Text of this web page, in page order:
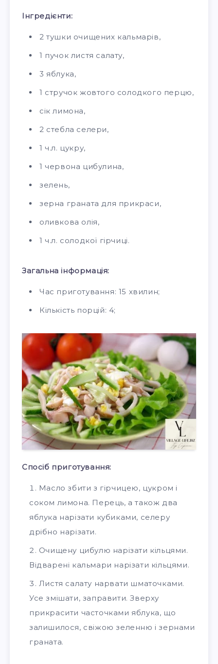
Інгредієнти:
2 тушки очищених кальмарів,
1 пучок листя салату,
3 яблука,
1 стручок жовтого солодкого перцю,
сік лимона,
2 стебла селери,
1 ч.л. цукру,
1 червона цибулина,
зелень,
зерна граната для прикраси,
оливкова олія,
1 ч.л. солодкої гірчиці.
Загальна інформація:
Час приготування: 15 хвилин;
Кількість порцій: 4;
Спосіб приготування:
Масло збити з гірчицею, цукром і
соком лимона. Перець, а також два
яблука нарізати кубиками, селеру
дрібно нарізати.
Очищену цибулю нарізати кільцями.
Відварені кальмари нарізати кільцями.
Листя салату нарвати шматочками.
Усе змішати, заправити. Зверху
прикрасити часточками яблука, що
залишилося, свіжою зеленню і зернами
граната.